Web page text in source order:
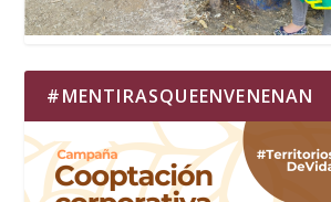
#MENTIRASQUEENVENENAN